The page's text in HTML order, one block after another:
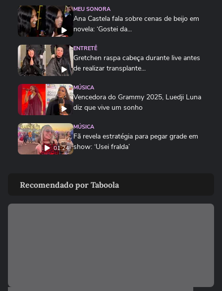
MEU SONORA
Ana Castela fala sobre cenas de beijo em
novela: ‘Gostei da...
ENTRETÊ
Gretchen raspa cabeça durante live antes
de realizar transplante...
MÚSICA
Vencedora do Grammy 2025, Luedji Luna
diz que vive um sonho
01:24
MÚSICA
Fã revela estratégia para pegar grade em
show: ‘Usei fralda’
00:40
faltar para curtir o João Rock
MÚSICA
Recomendado por Taboola